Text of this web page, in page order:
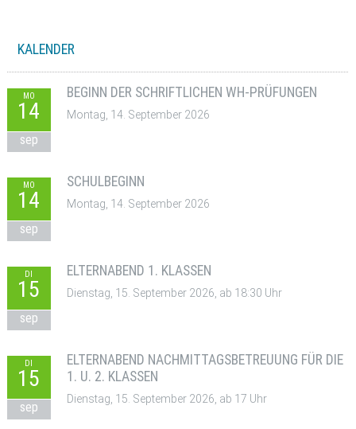
KALENDER
MO
14
sep
BEGINN DER SCHRIFTLICHEN WH-PRÜFUNGEN
Montag, 14. September 2026
MO
14
sep
SCHULBEGINN
Montag, 14. September 2026
DI
15
sep
ELTERNABEND 1. KLASSEN
Dienstag, 15. September 2026, ab 18:30 Uhr
DI
15
sep
ELTERNABEND NACHMITTAGSBETREUUNG FÜR DIE
1. U. 2. KLASSEN
Dienstag, 15. September 2026, ab 17 Uhr